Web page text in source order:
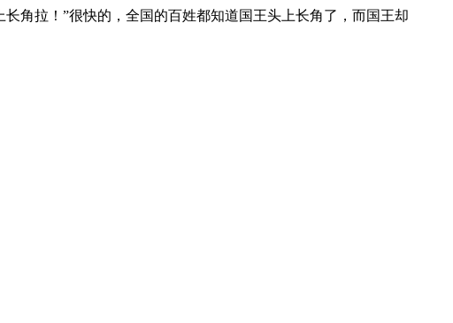
角拉！”很快的，全国的百姓都知道国王头上长角了，而国王却